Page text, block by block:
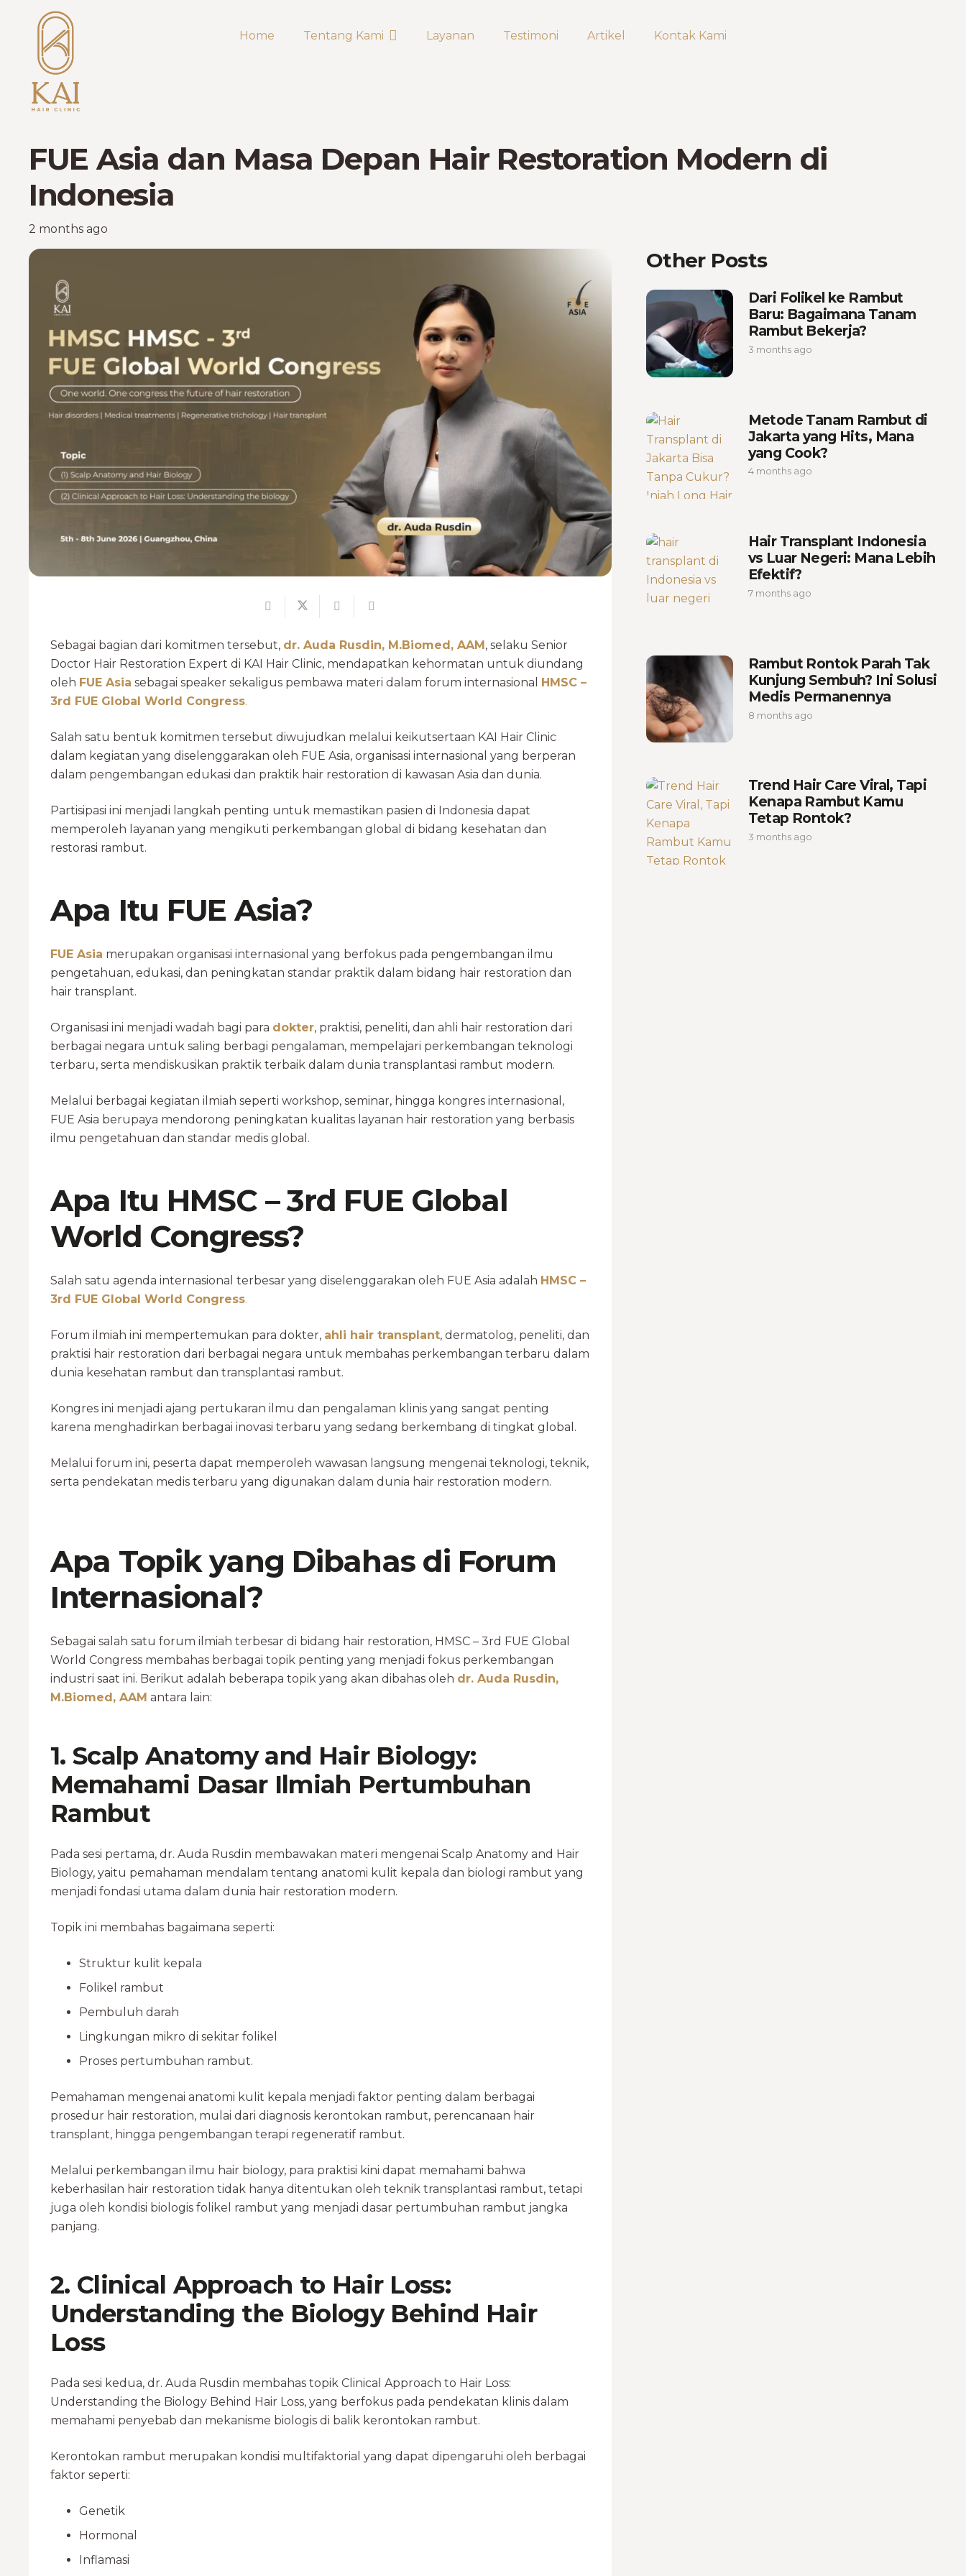
Home Tentang Kami Layanan Testimoni Artikel Kontak Kami
FUE Asia dan Masa Depan Hair Restoration Modern di
Indonesia
2 months ago
Sebagai bagian dari komitmen tersebut, dr. Auda Rusdin, M.Biomed, AAM , selaku Senior
Doctor Hair Restoration Expert di KAI Hair Clinic, mendapatkan kehormatan untuk diundang
oleh FUE Asia sebagai speaker sekaligus pembawa materi dalam forum internasional
HMSC –
3rd FUE Global World Congress.
Salah satu bentuk komitmen tersebut diwujudkan melalui keikutsertaan KAI Hair Clinic
dalam kegiatan yang diselenggarakan oleh FUE Asia, organisasi internasional yang berperan
dalam pengembangan edukasi dan praktik hair restoration di kawasan Asia dan dunia.
Partisipasi ini menjadi langkah penting untuk memastikan pasien di Indonesia dapat
memperoleh layanan yang mengikuti perkembangan global di bidang kesehatan dan
restorasi rambut.
Apa Itu FUE Asia?
FUE Asia merupakan organisasi internasional yang berfokus pada pengembangan ilmu
pengetahuan, edukasi, dan peningkatan standar praktik dalam bidang hair restoration dan
hair transplant.
Organisasi ini menjadi wadah bagi para dokter, praktisi, peneliti, dan ahli hair restoration dari
berbagai negara untuk saling berbagi pengalaman, mempelajari perkembangan teknologi
terbaru, serta mendiskusikan praktik terbaik dalam dunia transplantasi rambut modern.
Melalui berbagai kegiatan ilmiah seperti workshop, seminar, hingga kongres internasional,
FUE Asia berupaya mendorong peningkatan kualitas layanan hair restoration yang berbasis
ilmu pengetahuan dan standar medis global.
Apa Itu HMSC – 3rd FUE Global
World Congress?
Salah satu agenda internasional terbesar yang diselenggarakan oleh FUE Asia adalah HMSC –
3rd FUE Global World Congress.
Forum ilmiah ini mempertemukan para dokter, ahli hair transplant, dermatolog, peneliti, dan
praktisi hair restoration dari berbagai negara untuk membahas perkembangan terbaru dalam
dunia kesehatan rambut dan transplantasi rambut.
Kongres ini menjadi ajang pertukaran ilmu dan pengalaman klinis yang sangat penting
karena menghadirkan berbagai inovasi terbaru yang sedang berkembang di tingkat global.
Melalui forum ini, peserta dapat memperoleh wawasan langsung mengenai teknologi, teknik,
serta pendekatan medis terbaru yang digunakan dalam dunia hair restoration modern.
Apa Topik yang Dibahas di Forum
Internasional?
Sebagai salah satu forum ilmiah terbesar di bidang hair restoration, HMSC – 3rd FUE Global
World Congress membahas berbagai topik penting yang menjadi fokus perkembangan
industri saat ini. Berikut adalah beberapa topik yang akan dibahas oleh dr. Auda Rusdin,
M.Biomed, AAM antara lain:
1. Scalp Anatomy and Hair Biology:
Memahami Dasar Ilmiah Pertumbuhan
Rambut
Pada sesi pertama, dr. Auda Rusdin membawakan materi mengenai Scalp Anatomy and Hair
Biology, yaitu pemahaman mendalam tentang anatomi kulit kepala dan biologi rambut yang
menjadi fondasi utama dalam dunia hair restoration modern.
Topik ini membahas bagaimana seperti:
Struktur kulit kepala
Folikel rambut
Pembuluh darah
Lingkungan mikro di sekitar folikel
Proses pertumbuhan rambut.
Pemahaman mengenai anatomi kulit kepala menjadi faktor penting dalam berbagai
prosedur hair restoration, mulai dari diagnosis kerontokan rambut, perencanaan hair
transplant, hingga pengembangan terapi regeneratif rambut.
Melalui perkembangan ilmu hair biology, para praktisi kini dapat memahami bahwa
keberhasilan hair restoration tidak hanya ditentukan oleh teknik transplantasi rambut, tetapi
juga oleh kondisi biologis folikel rambut yang menjadi dasar pertumbuhan rambut jangka
panjang.
2. Clinical Approach to Hair Loss:
Understanding the Biology Behind Hair
Loss
Pada sesi kedua, dr. Auda Rusdin membahas topik Clinical Approach to Hair Loss:
Understanding the Biology Behind Hair Loss, yang berfokus pada pendekatan klinis dalam
memahami penyebab dan mekanisme biologis di balik kerontokan rambut.
Kerontokan rambut merupakan kondisi multifaktorial yang dapat dipengaruhi oleh berbagai
faktor seperti:
Genetik
Hormonal
Inflamasi
Other Posts
Dari Folikel ke Rambut
Baru: Bagaimana Tanam
Rambut Bekerja?
3 months ago
Metode Tanam Rambut di
Jakarta yang Hits, Mana
yang Cook?
4 months ago
Hair Transplant Indonesia
vs Luar Negeri: Mana Lebih
Efektif?
7 months ago
Rambut Rontok Parah Tak
Kunjung Sembuh? Ini Solusi
Medis Permanennya
8 months ago
Trend Hair Care Viral, Tapi
Kenapa Rambut Kamu
Tetap Rontok?
3 months ago